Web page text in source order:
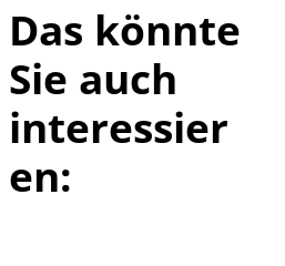
Das könnte
Sie auch
interessier
en: